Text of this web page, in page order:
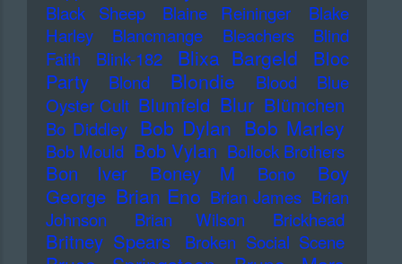
Black Sheep Blaine Reininger
Blake
Harley
Blancmange Bleachers
Blind
Faith
Blink-182 Blixa Bargeld
Bloc
Party
Blond Blondie Blood
Blue
Oyster Cult Blumfeld Blur Blümchen
Bo Diddley Bob Dylan Bob Marley
Bob Mould Bob Vylan Bollock Brothers
Bon Iver Boney M Bono
Boy
George Brian Eno Brian James Brian
Johnson
Brian Wilson Brickhead
Britney Spears Broken Social Scene